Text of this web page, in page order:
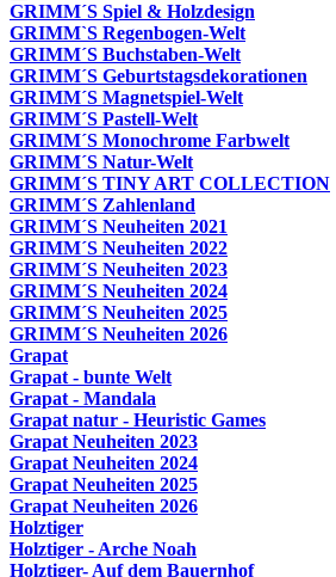
GRIMM´S Spiel & Holzdesign
GRIMM`S Regenbogen-Welt
GRIMM´S Buchstaben-Welt
GRIMM´S Geburtstagsdekorationen
GRIMM´S Magnetspiel-Welt
GRIMM´S Pastell-Welt
GRIMM´S Monochrome Farbwelt
GRIMM´S Natur-Welt
GRIMM´S TINY ART COLLECTION
GRIMM´S Zahlenland
GRIMM´S Neuheiten 2021
GRIMM´S Neuheiten 2022
GRIMM´S Neuheiten 2023
GRIMM´S Neuheiten 2024
GRIMM´S Neuheiten 2025
GRIMM´S Neuheiten 2026
Grapat
Grapat - bunte Welt
Grapat - Mandala
Grapat natur - Heuristic Games
Grapat Neuheiten 2023
Grapat Neuheiten 2024
Grapat Neuheiten 2025
Grapat Neuheiten 2026
Holztiger
Holztiger - Arche Noah
Holztiger- Auf dem Bauernhof